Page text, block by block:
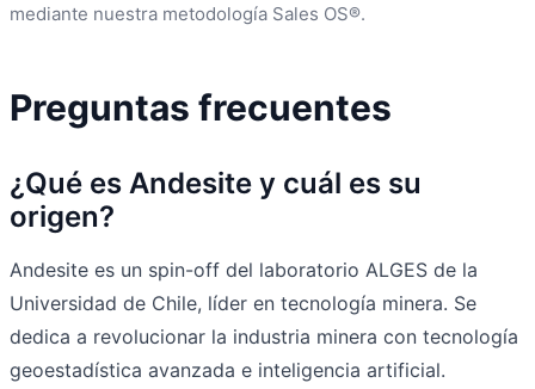
mediante nuestra metodología Sales OS®.
Preguntas frecuentes
¿Qué es Andesite y cuál es su
origen?
Andesite es un spin-off del laboratorio ALGES de la
Universidad de Chile, líder en tecnología minera. Se
dedica a revolucionar la industria minera con tecnología
geoestadística avanzada e inteligencia artificial.